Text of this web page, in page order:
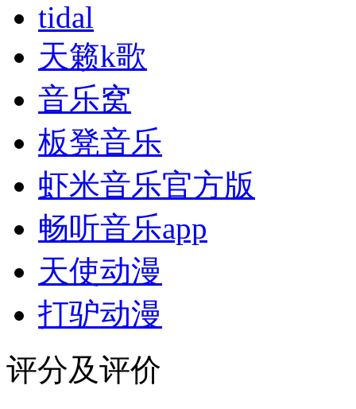
tidal
天籁k歌
音乐窝
板凳音乐
虾米音乐官方版
畅听音乐app
天使动漫
打驴动漫
评分及评价